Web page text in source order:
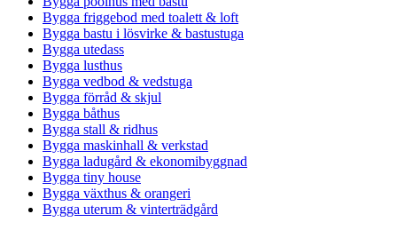
Bygga friggebod med toalett & loft
Bygga bastu i lösvirke & bastustuga
Bygga utedass
Bygga lusthus
Bygga vedbod & vedstuga
Bygga förråd & skjul
Bygga båthus
Bygga stall & ridhus
Bygga maskinhall & verkstad
Bygga ladugård & ekonomibyggnad
Bygga tiny house
Bygga växthus & orangeri
Bygga uterum & vinterträdgård